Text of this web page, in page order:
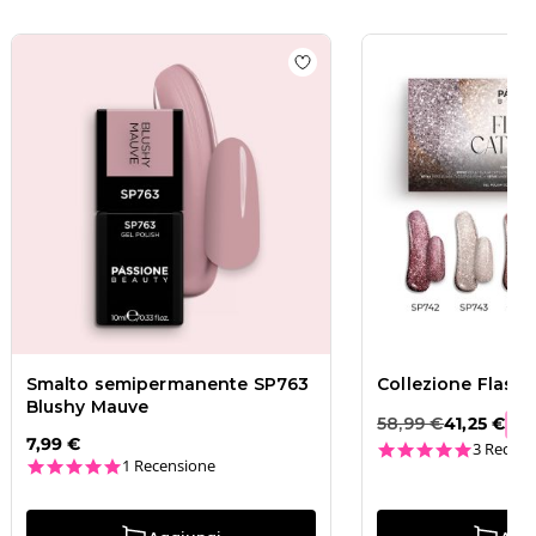
Silver
wishlist Smalto semipermanente SP762 Metallic Gold
Add to wishlist
Smalto semipermanente SP763
Blushy Mauve
7,99 €
5.0 star rating
1 Recensione
Collezione Flash
58,99 €41,25 €
5.0
3